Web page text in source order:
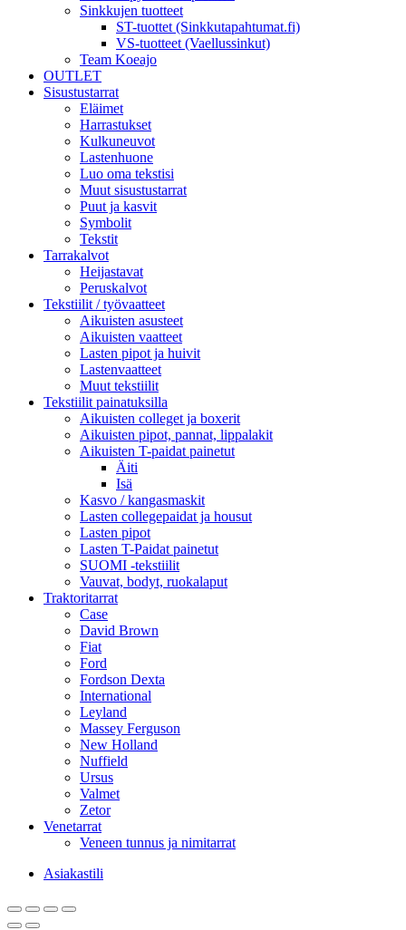
Sinkkujen tuotteet
ST-tuottet (Sinkkutapahtumat.fi)
VS-tuotteet (Vaellussinkut)
Team Koeajo
OUTLET
Sisustustarrat
Eläimet
Harrastukset
Kulkuneuvot
Lastenhuone
Luo oma tekstisi
Muut sisustustarrat
Puut ja kasvit
Symbolit
Tekstit
Tarrakalvot
Heijastavat
Peruskalvot
Tekstiilit / työvaatteet
Aikuisten asusteet
Aikuisten vaatteet
Lasten pipot ja huivit
Lastenvaatteet
Muut tekstiilit
Tekstiilit painatuksilla
Aikuisten colleget ja boxerit
Aikuisten pipot, pannat, lippalakit
Aikuisten T-paidat painetut
Äiti
Isä
Kasvo / kangasmaskit
Lasten collegepaidat ja housut
Lasten pipot
Lasten T-Paidat painetut
SUOMI -tekstiilit
Vauvat, bodyt, ruokalaput
Traktoritarrat
Case
David Brown
Fiat
Ford
Fordson Dexta
International
Leyland
Massey Ferguson
New Holland
Nuffield
Ursus
Valmet
Zetor
Venetarrat
Veneen tunnus ja nimitarrat
Asiakastili